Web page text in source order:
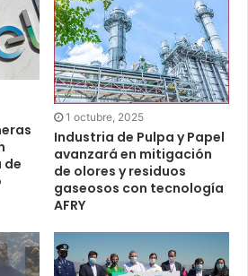
de
1 octubre, 2025
Industria de Pulpa y Papel
avanzará en mitigación
de olores y residuos
gaseosos con tecnología
AFRY